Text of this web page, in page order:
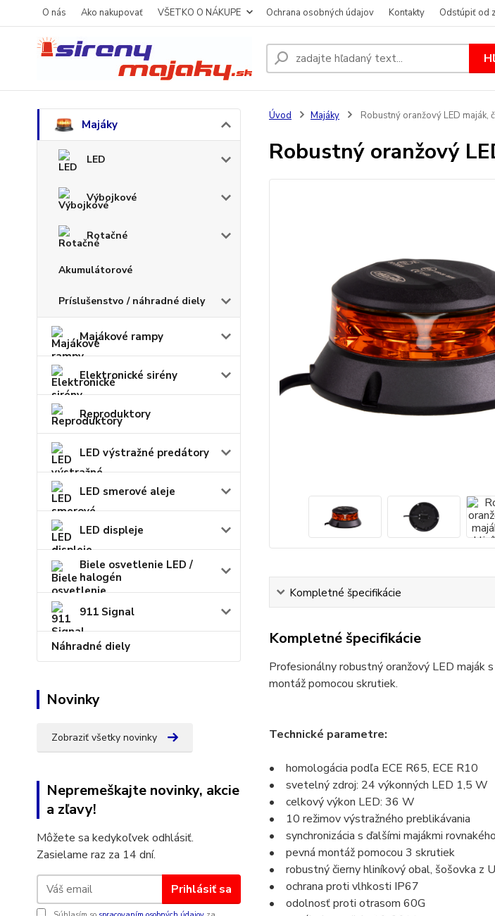
O nás Ako nakupovať VŠETKO O NÁKUPE Ochrana osobných údajov Kontakty Odstúpiť od
Majáky
LED
Výbojkové
Rotačné
Akumulátorové
Príslušenstvo / náhradné diely
Majákové rampy
Elektronické sirény
Reproduktory
LED výstražné predátory
LED smerové aleje
LED displeje
Biele osvetlenie LED /
halogén
911 Signal
Náhradné diely
Novinky
Zobraziť všetky novinky
Nepremeškajte novinky, akcie
a zľavy!
Môžete sa kedykoľvek odhlásiť.
Zasielame raz za 14 dní.
Prihlásiť sa
Úvod Majáky Robustný oranžový LED maják,
Robustný oranžový
Kompletné špecifikácie
Kompletné špecifikácie
Profesionálny robustný oranžový LED maják
montáž pomocou skrutiek.
Technické parametre:
• homologácia podľa ECE R65, ECE R10
• svetelný zdroj: 24 výkonných LED 1,5 W
• celkový výkon LED: 36 W
• 10 režimov výstražného preblikávania
• synchronizácia s ďalšími majákmi
• pevná montáž pomocou 3 skrutiek
• robustný čierny hliníkový obal, šošovka z
• ochrana proti vlhkosti IP67
• odolnosť proti otrasom 60G